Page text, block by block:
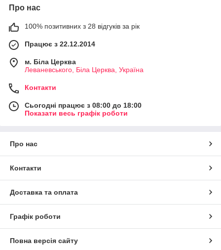
Про нас
100% позитивних з 28 відгуків за рік
Працює з 22.12.2014
м. Біла Церква
Леваневського, Біла Церква, Україна
Контакти
Сьогодні працює з 08:00 до 18:00
Показати весь графік роботи
Про нас
Контакти
Доставка та оплата
Графік роботи
Повна версія сайту